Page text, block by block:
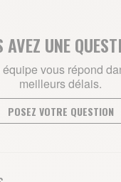
AVEZ UNE
équipe vous répond
meilleurs délais.
POSEZ VOTRE QUESTION